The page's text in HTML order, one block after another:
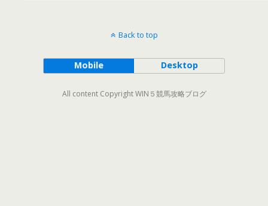
Back to top
Mobile Desktop
All content Copyright WIN５競馬攻略ブログ